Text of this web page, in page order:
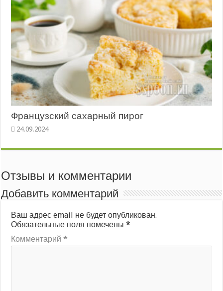
Французский сахарный пирог
Отзывы и комментарии
Добавить комментарий
Ваш адрес email не будет опубликован.
Обязательные поля помечены*
Комментарий*